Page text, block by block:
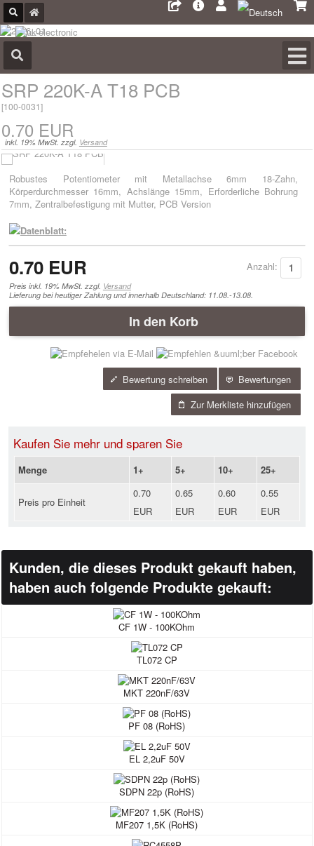
SRP 220K-A T18 PCB
[100-0031]
0.70 EUR
inkl. 19% MwSt. zzgl. Versand
Robustes Potentiometer mit Metallachse 6mm 18-Zahn,
Körperdurchmesser 16mm, Achslänge 15mm, Erforderliche Bohrung
7mm, Zentralbefestigung mit Mutter, PCB Version
Datenblatt:
Anzahl:
0.70 EUR
Preis inkl. 19% MwSt. zzgl. Versand
Lieferung bei heutiger Zahlung und innerhalb Deutschland: 11.08.-13.08.
In den Korb
Bewertungen
Bewertung schreiben
Zur Merkliste hinzufügen
Kaufen Sie mehr und sparen Sie
Menge 1+ 5+ 10+ 25+
Preis pro Einheit
0.70
EUR
0.65
EUR
0.60
EUR
0.55
EUR
Kunden, die dieses Produkt gekauft haben,
haben auch folgende Produkte gekauft:
CF 1W - 100KOhm
TL072 CP
MKT 220nF/63V
PF 08 (RoHS)
EL 2,2uF 50V
SDPN 22p (RoHS)
MF207 1,5K (RoHS)